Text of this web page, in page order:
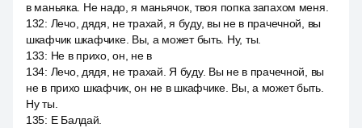
в маньяка. Не надо, я маньячок, твоя попка запахом меня.
132: Лечо, дядя, не трахай, я буду, вы не в прачечной, вы
шкафчик шкафчике. Вы, а может быть. Ну, ты.
133: Не в прихо, он, не в
134: Лечо, дядя, не трахай. Я буду. Вы не в прачечной, вы
не в прихо шкафчик, он не в шкафчике. Вы, а может быть.
Ну ты.
135: Е Балдай.